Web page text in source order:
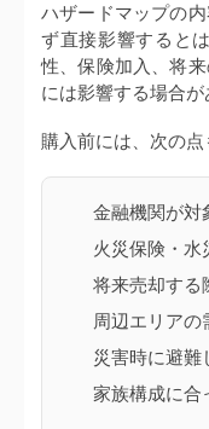
ハザードマップの
ず直接影響すると
性、保険加入、将
には影響する場合が
購入前には、次の点
金融機関が対
火災保険・水
将来売却する
周辺エリアの
災害時に避難
家族構成に合